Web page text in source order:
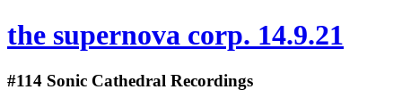
the supernova corp. 14.9.21
#114 Sonic Cathedral Recordings